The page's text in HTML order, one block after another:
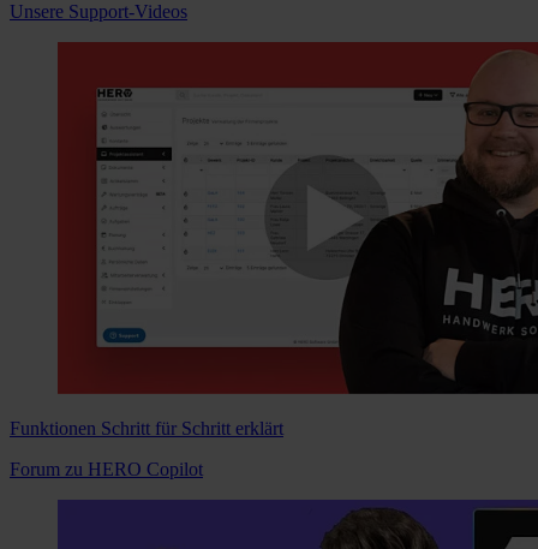
Unsere Support-Videos
Funktionen Schritt für Schritt erklärt
Forum zu HERO Copilot